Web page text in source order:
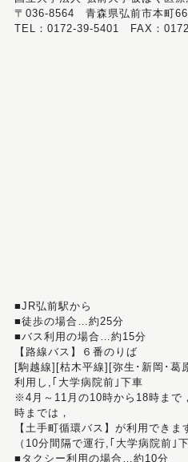
〒036-8564 青森県弘前市本町
TEL：0172-39-5401 FAX：
■JR弘前駅から
■徒歩の場合…約25分
■バス利用の場合…約15分
【路線バス】６番のりば
[駒越線][枯木平線][弥生･新岡･葛
利用し,｢大学病院前｣下車
※4月～11月の10時から18時まで
時までは，
【土手町循環バス】が利用できま
（10分間隔で運行,｢大学病院前｣下
■タクシー利用の場合…約10分